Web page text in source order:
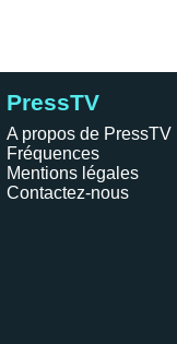
PressTV
A propos de PressTV
Fréquences
Mentions légales
Contactez-nous